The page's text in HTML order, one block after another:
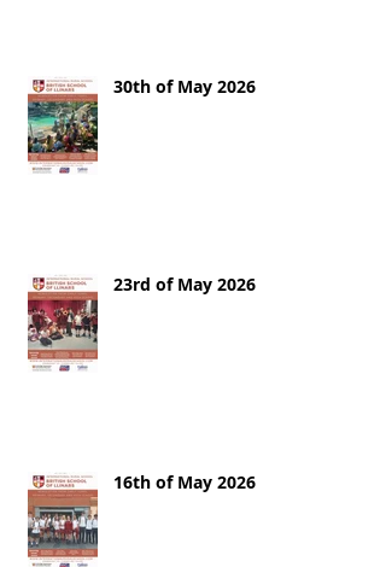
30th of May 2026
23rd of May 2026
16th of May 2026